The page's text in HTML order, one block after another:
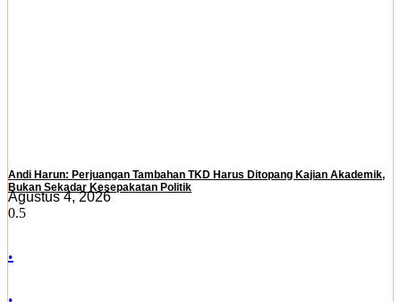
Andi Harun: Perjuangan Tambahan TKD Harus Ditopang Kajian Akademik,
Bukan Sekadar Kesepakatan Politik
Agustus 4, 2026
.
.